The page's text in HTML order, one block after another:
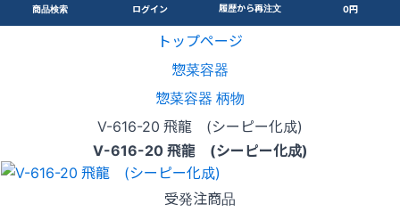
商品検索 ログイン 履歴から再注文
0円
トップページ
惣菜容器
惣菜容器 柄物
V-616-20 飛龍 (シーピー化成)
V-616-20 飛龍 (シーピー化成)
受発注商品